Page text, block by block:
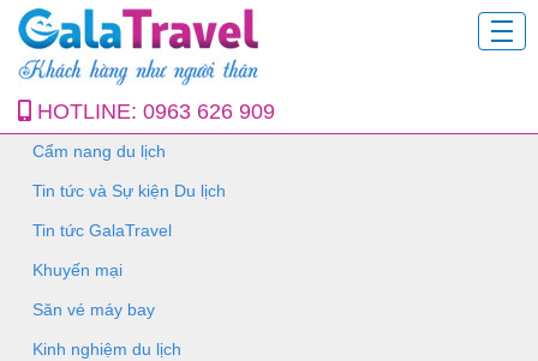
HOTLINE: 0963 626 909
Cẩm nang du lịch
Tin tức và Sự kiện Du lịch
Tin tức GalaTravel
Khuyến mại
Săn vé máy bay
Kinh nghiệm du lịch